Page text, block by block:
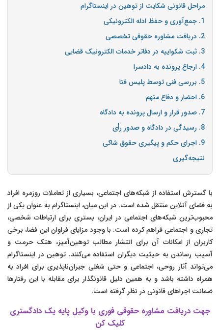
مراحل قانونی شکایت از توهین در اینستاگرام
1. جمع‌آوری و حفظ ادله الکترونیکی
2. دریافت مشاوره حقوقی تخصصی
3. ثبت شکواییه در دفاتر خدمات الکترونیک قضایی
4. ارجاع پرونده به دادسرا
5. بررسی فنی توسط پلیس فتا
6. احضار و دفاع متهم
7. صدور قرار و ارسال پرونده به دادگاه
8. رسیدگی در دادگاه و صدور رأی
9. اجرای حکم و پیگیری حقوق شاکی
نتیجه‌گیری
با گسترش استفاده از شبکه‌های اجتماعی، بسیاری از تعاملات روزمره افراد
به فضای آنلاین منتقل شده است. در این میان، اینستاگرام به عنوان یکی از
محبوب‌ترین شبکه‌های اجتماعی در ایران، بستری برای ارتباطات شخصی،
تجاری و اجتماعی فراهم کرده است. با وجود مزایای فراوان این فضا، برخی
کاربران از امکانات آن برای انتشار مطالب توهین‌آمیز، هتک حرمت و
آسیب رساندن به حیثیت دیگران استفاده می‌کنند. توهین در اینستاگرام
می‌تواند آثار روحی، اجتماعی و حتی شغلی جبران‌ناپذیری برای افراد به
همراه داشته باشد و به همین دلیل قانونگذار برای مقابله با این رفتارها
ضمانت اجراهای قانونی در نظر گرفته است.
جهت دریافت مشاوره حقوقی فوری با وکیل پایه یک دادگستری
کلیک کن